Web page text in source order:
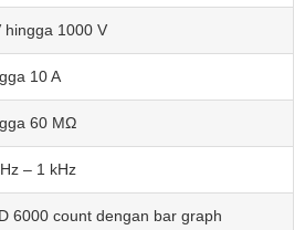
hingga 1000 V
10 A
60 MΩ
– 1 kHz
6000 count dengan bar graph